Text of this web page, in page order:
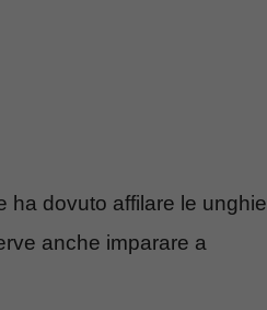
ha dovuto affilare le unghie
anche imparare a